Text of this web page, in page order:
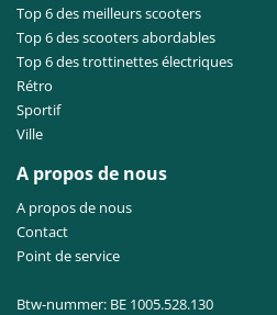
Top 6 des meilleurs scooters
Top 6 des scooters abordables
Top 6 des trottinettes électriques
Rétro
Sportif
Ville
A propos de nous
A propos de nous
Contact
Point de service
Btw-nummer: BE 1005.528.130